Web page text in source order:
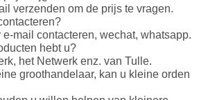
verzenden om de prijs te vragen.
mail contacteren, wechat, whatsapp.
hebt u?
het Netwerk enz. van Tulle.
groothandelaar, kan u kleine orden